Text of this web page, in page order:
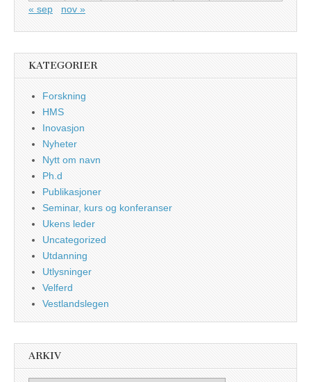
« sep
nov »
KATEGORIER
Forskning
HMS
Inovasjon
Nyheter
Nytt om navn
Ph.d
Publikasjoner
Seminar, kurs og konferanser
Ukens leder
Uncategorized
Utdanning
Utlysninger
Velferd
Vestlandslegen
ARKIV